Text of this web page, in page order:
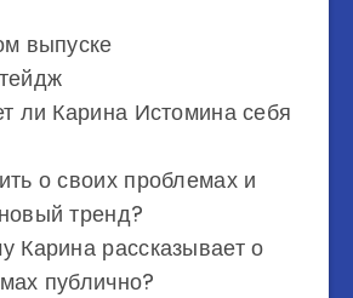
выпуске
ли Карина Истомина себя
о своих проблемах и
тренд?
Карина рассказывает о
публично?